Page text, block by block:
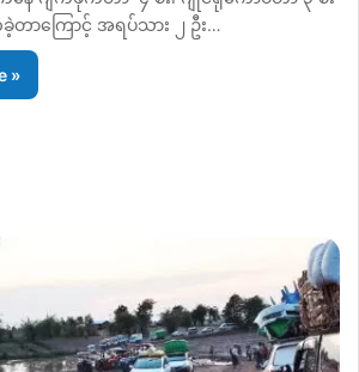
ာကြောင့် အရပ်သား ၂ ဦး…
»